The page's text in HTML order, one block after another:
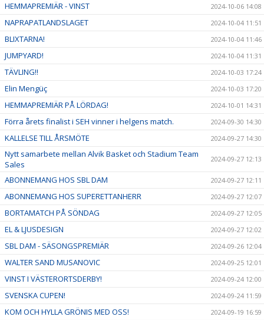
HEMMAPREMIÄR - VINST 2024-10-06 14:08
NAPRAPATLANDSLAGET 2024-10-04 11:51
BLIXTARNA! 2024-10-04 11:46
JUMPYARD! 2024-10-04 11:31
TÄVLING!! 2024-10-03 17:24
Elin Mengüç 2024-10-03 17:20
HEMMAPREMIÄR PÅ LÖRDAG! 2024-10-01 14:31
Förra årets finalist i SEH vinner i helgens match. 2024-09-30 14:30
KALLELSE TILL ÅRSMÖTE 2024-09-27 14:30
Nytt samarbete mellan Alvik Basket och Stadium Team
Sales
2024-09-27 12:13
ABONNEMANG HOS SBL DAM 2024-09-27 12:11
ABONNEMANG HOS SUPERETTANHERR 2024-09-27 12:07
BORTAMATCH PÅ SÖNDAG 2024-09-27 12:05
EL & LJUSDESIGN 2024-09-27 12:02
SBL DAM - SÄSONGSPREMIÄR 2024-09-26 12:04
WALTER SAND MUSANOVIC 2024-09-25 12:01
VINST I VÄSTERORTSDERBY! 2024-09-24 12:00
SVENSKA CUPEN! 2024-09-24 11:59
KOM OCH HYLLA GRÖNIS MED OSS! 2024-09-19 16:59